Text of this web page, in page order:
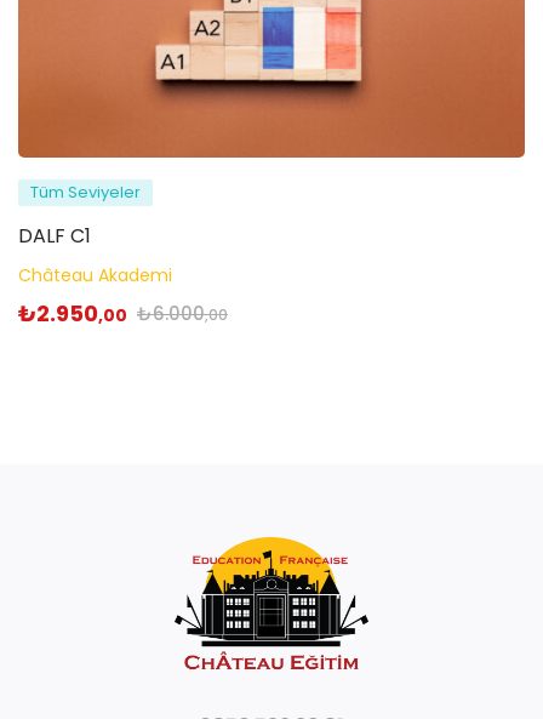
Tüm Seviyeler
DALF C1
Château Akademi
₺2.950,00 ₺6.000,00